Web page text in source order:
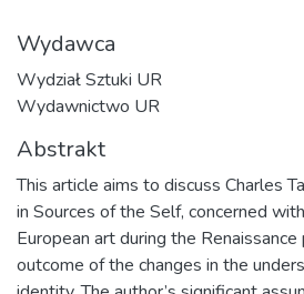
Wydawca
Wydział Sztuki UR
Wydawnictwo UR
Abstrakt
This article aims to discuss Charles
in Sources of the Self, concerned
European art during the
outcome of the changes in the